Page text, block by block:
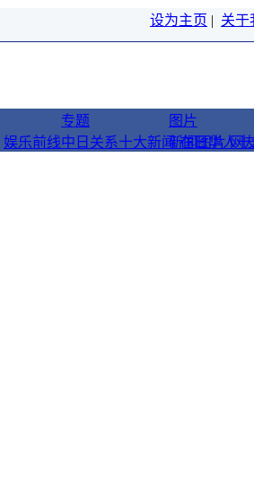
设为主页 | 关于
娱乐前线
专题
中日关系十大新闻 在日华人
图片
新闻图片 网